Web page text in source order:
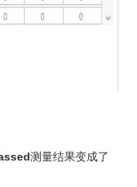
测量结果变成了